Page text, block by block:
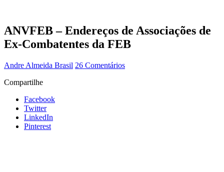
ANVFEB – Endereços de Associações de
Ex-Combatentes da FEB
Andre Almeida Brasil 26 Comentários
Compartilhe
Facebook
Twitter
LinkedIn
Pinterest